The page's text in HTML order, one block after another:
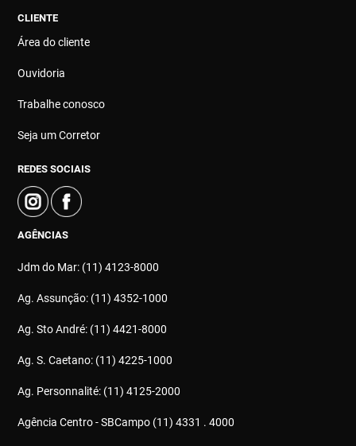
CLIENTE
Área do cliente
Ouvidoria
Trabalhe conosco
Seja um Corretor
REDES SOCIAIS
AGÊNCIAS
Jdm do Mar: (11) 4123-8000
Ag. Assunção: (11) 4352-1000
Ag. Sto André: (11) 4421-8000
Ag. S. Caetano: (11) 4225-1000
Ag. Personnalité: (11) 4125-2000
Agência Centro - SBCampo (11) 4331 . 4000